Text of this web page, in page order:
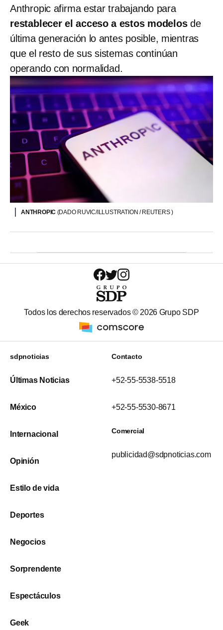
Anthropic afirma estar trabajando para
restablecer el acceso a estos modelosde
última generación lo antes posible, mientras
que el resto de sus sistemas continúan
operando con normalidad.
ANTHROPIC (DADO RUVIC/ILLUSTRATION / REUTERS )
Todos los derechos reservados ©2026 Grupo SDP
sdpnoticias
Últimas Noticias
México
Internacional
Opinión
Estilo de vida
Deportes
Negocios
Sorprendente
Espectáculos
Geek
Contacto
+52-55-5538-5518
+52-55-5530-8671
Comercial
publicidad@sdpnoticias.com